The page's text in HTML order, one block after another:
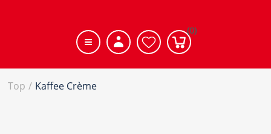
(0)
Top / Kaffee Crème